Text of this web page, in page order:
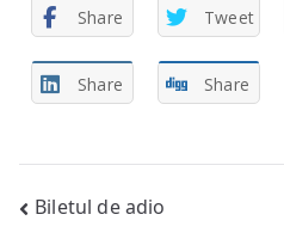
Share Tweet
Share Share
Post
Biletul de adio